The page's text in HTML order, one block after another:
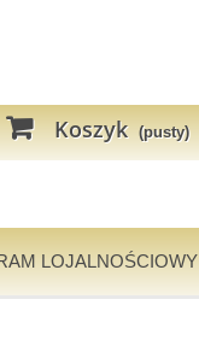
Koszyk (pusty)
LOJALNOŚCIOWY